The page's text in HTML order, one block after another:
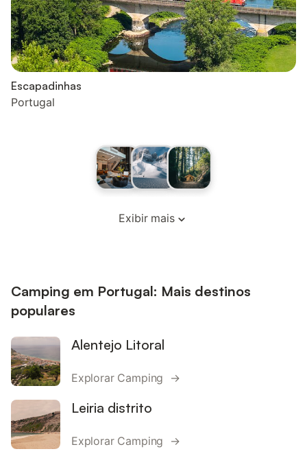
Escapadinhas
Portugal
Exibir mais
Camping em Portugal: Mais destinos
populares
Alentejo Litoral
Explorar Camping →
Leiria distrito
Explorar Camping →